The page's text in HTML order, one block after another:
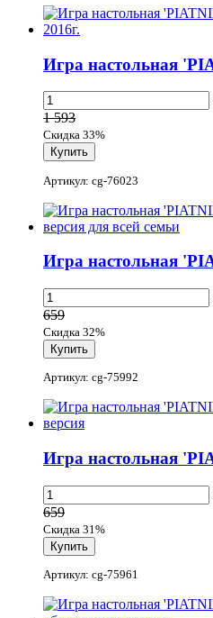
Игра настольная
1 593
Скидка 33%
Артикул: cg-76023
Игра настольная
659
Скидка 32%
Артикул: cg-75992
Игра настольная
659
Скидка 31%
Артикул: cg-75961